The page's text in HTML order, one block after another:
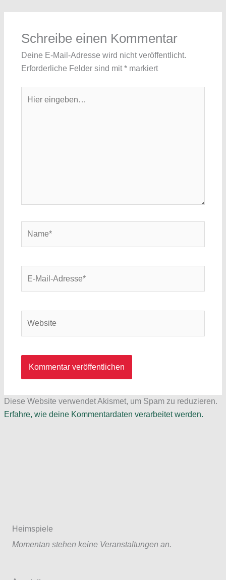
Schreibe einen Kommentar
Deine E-Mail-Adresse wird nicht veröffentlicht.
Erforderliche Felder sind mit*markiert
eingeben…
Diese Website verwendet Akismet, um Spam zu reduzieren.
Erfahre, wie deine Kommentardaten verarbeitet werden.
Heimspiele
Momentan stehen keine Veranstaltungen an.